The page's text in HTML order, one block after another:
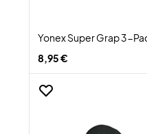
Yonex Super Grap 3-
8,95 €